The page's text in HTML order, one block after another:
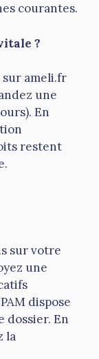
courantes.
?
ameli.fr
une
En
restent
sur votre
une
dispose
dossier. En
la